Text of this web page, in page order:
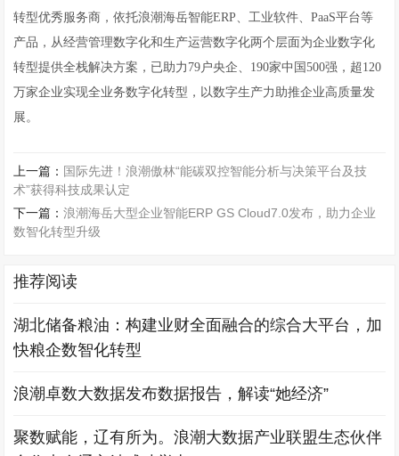
转型优秀服务商，依托浪潮海岳智能ERP、工业软件、PaaS平台等
产品，从经营管理数字化和生产运营数字化两个层面为企业数字化
转型提供全栈解决方案，已助力79户央企、190家中国500强，超120
万家企业实现全业务数字化转型，以数字生产力助推企业高质量发
展。
上一篇： 国际先进！浪潮傲林“能碳双控智能分析与决策平台及技
术”获得科技成果认定
下一篇：浪潮海岳大型企业智能ERP GS Cloud7.0发布，助力企业
数智化转型升级
推荐阅读
湖北储备粮油：构建业财全面融合的综合大平台，加
快粮企数智化转型
浪潮卓数大数据发布数据报告，解读“她经济”
聚数赋能，辽有所为。浪潮大数据产业联盟生态伙伴